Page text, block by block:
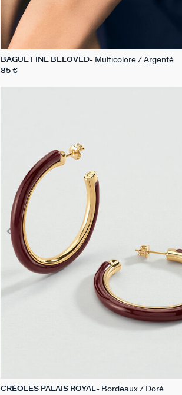
BAGUE FINE BELOVED Multicolore / Argenté
85 €
CRÉOLES PALAIS ROYAL Bordeaux / Doré